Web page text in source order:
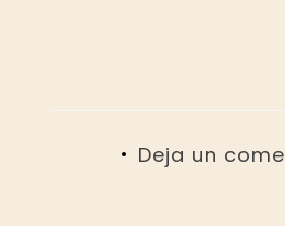
Deja un